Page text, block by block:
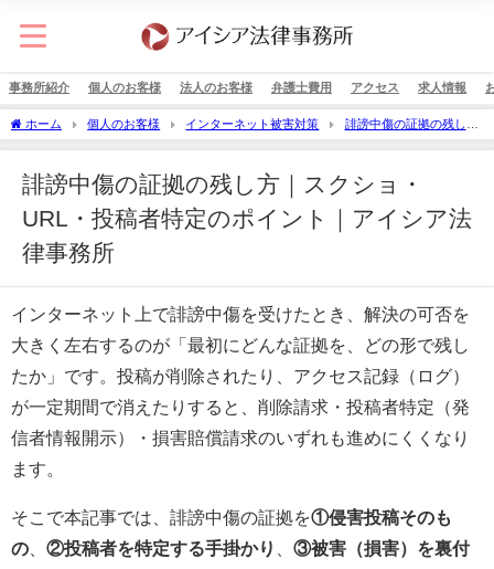
事務所紹介 個人のお客様 法人のお客様 弁護士費用 アクセス 求人情報
ホーム 個人のお客様 インターネット被害対策
誹謗中傷の証拠の残し方
｜スクショ・URL・投稿者特定のポイント｜アイシア法律事務所
誹謗中傷の証拠の残し方｜スクショ・
URL・投稿者特定のポイント｜アイシア法
律事務所
インターネット上で誹謗中傷を受けたとき、解決の可否を
大きく左右するのが「最初にどんな証拠を、どの形で残し
たか」です。投稿が削除されたり、アクセス記録（ログ）
が一定期間で消えたりすると、削除請求・投稿者特定（発
信者情報開示）・損害賠償請求のいずれも進めにくくなり
ます。
そこで本記事では、誹謗中傷の証拠を①侵害投稿そのも
の
②投稿者を特定する手掛かり
③被害（損害）を裏付